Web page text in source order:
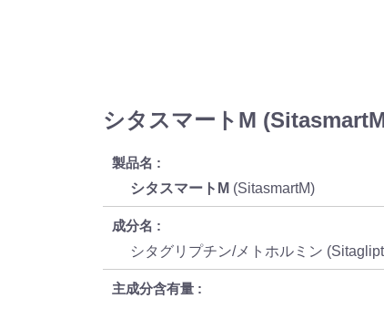
シタスマートM
製品名
シタスマートM (SitasmartM)
成分名
シタグリプチン/メトホルミン
主成分含有量